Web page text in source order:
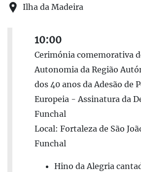
Ilha da Madeira
10:00
Cerimónia comemorativa
Autonomia da Região
dos 40 anos da Adesão de
Europeia - Assinatura da
Funchal
Local: Fortaleza de São
Funchal
Hino da Alegria